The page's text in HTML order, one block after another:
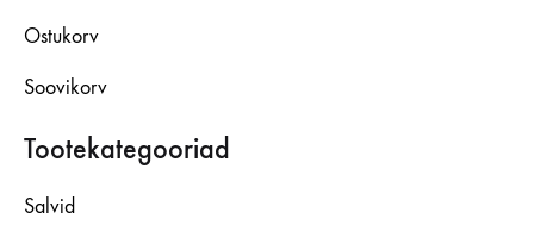
Ostukorv
Soovikorv
Tootekategooriad
Salvid